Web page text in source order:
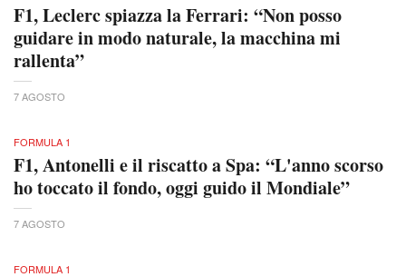
F1, Leclerc spiazza la Ferrari: “Non posso
guidare in modo naturale, la macchina mi
rallenta”
7 AGOSTO
FORMULA 1
F1, Antonelli e il riscatto a Spa: “L'anno scorso
ho toccato il fondo, oggi guido il Mondiale”
7 AGOSTO
FORMULA 1